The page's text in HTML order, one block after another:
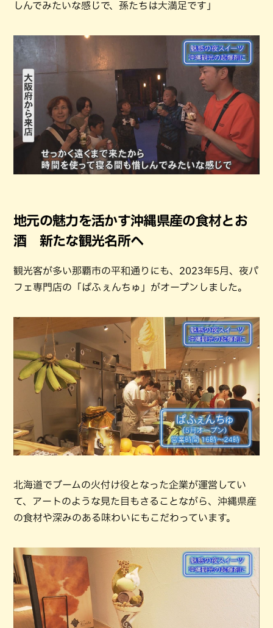
しんでみたいな感じで、孫たちは大満足です」
地元の魅力を活かす沖縄県産の食材とお
酒 新たな観光名所へ
観光客が多い那覇市の平和通りにも、2023年5月、夜パ
フェ専門店の「ぱふぇんちゅ」がオープンしました。
北海道でブームの火付け役となった企業が運営してい
て、アートのような見た目もさることながら、沖縄県産
の食材や深みのある味わいにもこだわっています。